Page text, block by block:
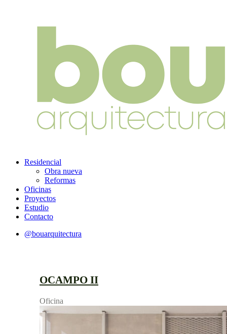
Residencial
Obra nueva
Reformas
Oficinas
Proyectos
Estudio
Contacto
@bouarquitectura
OCAMPO II
Oficina